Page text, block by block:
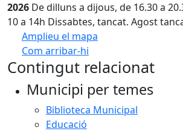
2026 De dilluns a dijous, de 16.30 a
10 a 14h Dissabtes, tancat. Agost
Amplieu el mapa
Com arribar-hi
+
Contingut relacionat
Municipi per temes
Biblioteca Municipal
Educació